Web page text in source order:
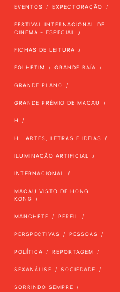
EVENTOS EXPECTORAÇÃO
FESTIVAL INTERNACIONAL DE
CINEMA - ESPECIAL
FICHAS DE LEITURA
FOLHETIM GRANDE BAÍA
GRANDE PLANO
GRANDE PRÉMIO DE MACAU
H
H | ARTES, LETRAS E IDEIAS
ILUMINAÇÃO ARTIFICIAL
INTERNACIONAL
MACAU VISTO DE HONG
KONG
MANCHETE PERFIL
PERSPECTIVAS PESSOAS
POLÍTICA REPORTAGEM
SEXANÁLISE SOCIEDADE
SORRINDO SEMPRE